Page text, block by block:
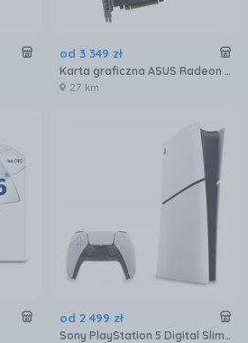
od 3 349 zł
Karta graficzna ASUS Radeon RX 9070 XT Prime OC 16GB (90YV0L71M0NA00)
27 km
od 2 499 zł
Sony PlayStation 5 Digital Slim 825GB